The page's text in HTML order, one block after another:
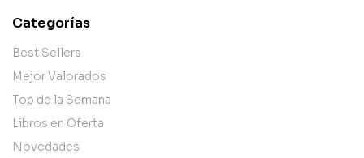
Categorías
Best Sellers
Mejor Valorados
Top de la Semana
Libros en Oferta
Novedades